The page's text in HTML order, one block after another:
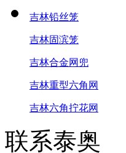
吉林铅丝笼
吉林固滨笼
吉林合金网兜
吉林重型六角网
吉林六角拧花网
联系泰奥